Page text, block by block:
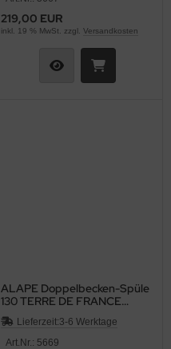
219,00 EUR
inkl. 19 % MwSt. zzgl. Versandkosten
ALAPE Doppelbecken-Spüle
130 TERRE DE FRANCE
BRAUN 97x50,5 cm
Lieferzeit:3-6 Werktage
Art.Nr.: 5669